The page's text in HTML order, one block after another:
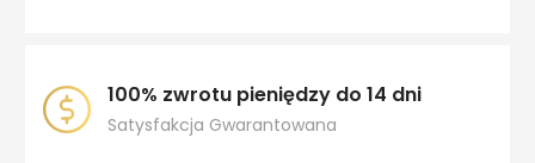
100% zwrotu pieniędzy do 14 dni
Satysfakcja Gwarantowana